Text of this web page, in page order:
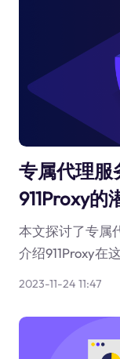
专属代理服
911Proxy的
本文探讨了专属
介绍911Proxy在
2023-11-24 11:47